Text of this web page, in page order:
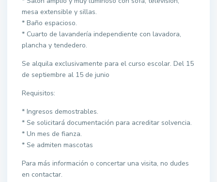
mesa extensible y sillas.
* Baño espacioso.
* Cuarto de lavandería independiente con lavadora,
plancha y tendedero.
Se alquila exclusivamente para el curso escolar. Del 15
de septiembre al 15 de junio
Requisitos:
* Ingresos demostrables.
* Se solicitará documentación para acreditar solvencia.
* Un mes de fianza.
* Se admiten mascotas
Para más información o concertar una visita, no dudes
en contactar.